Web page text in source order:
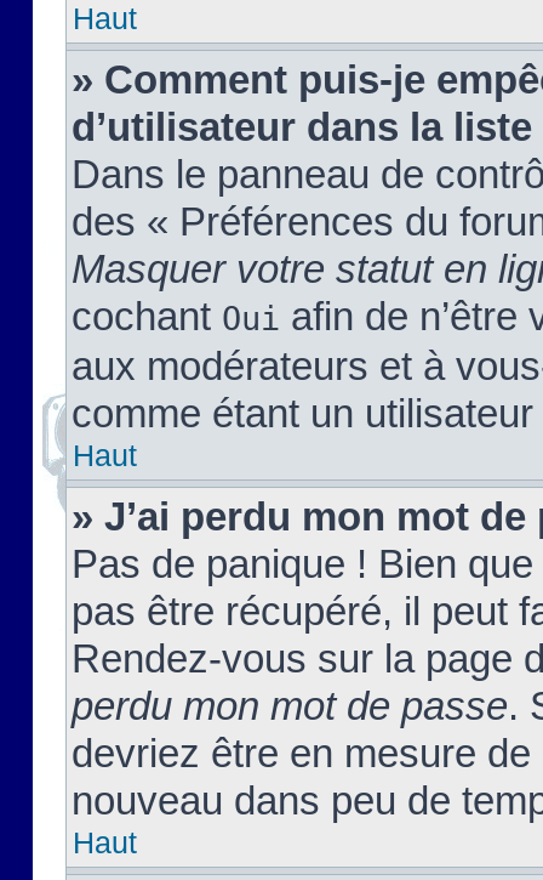
Haut
» Comment puis-je
d’utilisateur dans la
Dans le panneau de
des « Préférences du
Masquer votre statut en
cochant Oui afin de n’être
aux modérateurs et à
comme étant un
Haut
» J’ai perdu mon mot de
Pas de panique ! Bien
pas être récupéré, il peut
Rendez-vous sur la page
perdu mon mot de passe.
devriez être en mesure
nouveau dans peu de
Haut